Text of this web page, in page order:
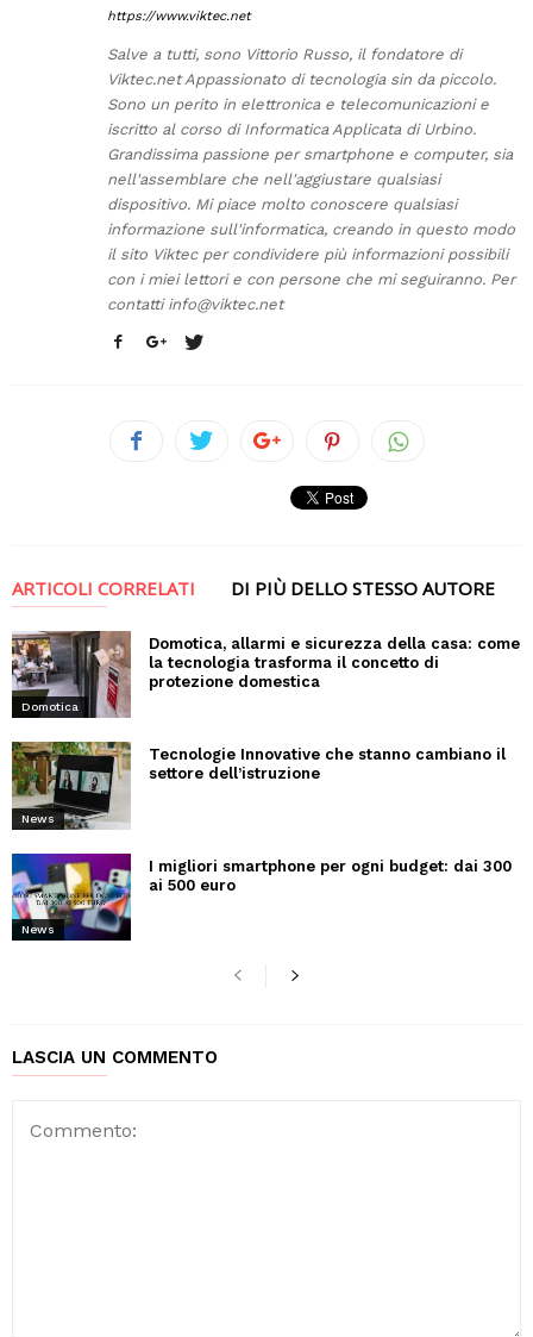
https://www.viktec.net
Salve a tutti, sono Vittorio Russo, il fondatore di
Viktec.net Appassionato di tecnologia sin da piccolo.
Sono un perito in elettronica e telecomunicazioni e
iscritto al corso di Informatica Applicata di Urbino.
Grandissima passione per smartphone e computer, sia
nell'assemblare che nell'aggiustare qualsiasi
dispositivo. Mi piace molto conoscere qualsiasi
informazione sull'informatica, creando in questo modo
il sito Viktec per condividere più informazioni possibili
con i miei lettori e con persone che mi seguiranno. Per
contatti info@viktec.net
ARTICOLI CORRELATI DI PIÙ DELLO STESSO AUTORE
Domotica
Domotica, allarmi e sicurezza della casa: come
la tecnologia trasforma il concetto di
protezione domestica
News
Tecnologie Innovative che stanno cambiano il
settore dell’istruzione
News
I migliori smartphone per ogni budget: dai 300
ai 500 euro
LASCIA UN COMMENTO